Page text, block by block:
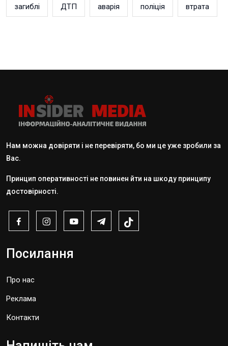
загиблі ДТП аварія поліція втрата
Нам можна довіряти і не перевіряти, бо ми це уже зробили за
Вас.
Принцип оперативності не повинен йти на шкоду принципу
достовірності.
Посилання
Про нас
Реклама
Контакти